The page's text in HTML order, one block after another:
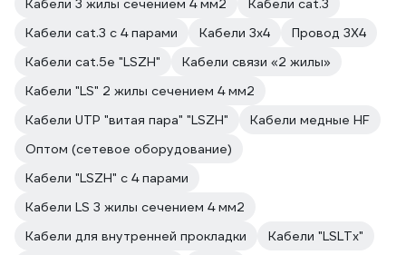
Кабели 3 жилы сечением 4 мм2
Кабели cat.3
Кабели cat.3 с 4 парами
Кабели 3х4
Провод 3Х4
Кабели cat.5e "LSZH"
Кабели связи «2 жилы»
Кабели "LS" 2 жилы сечением 4 мм2
Кабели UTP "витая пара" "LSZH"
Кабели медные HF
Оптом (сетевое оборудование)
Кабели "LSZH" с 4 парами
Кабели LS 3 жилы сечением 4 мм2
Кабели для внутренней прокладки
Кабели "LSLTx"